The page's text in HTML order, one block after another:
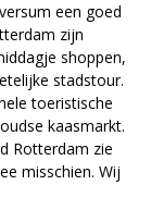
een goed
zijn
shoppen,
stadstour.
toeristische
kaasmarkt.
Rotterdam zie
misschien. Wij